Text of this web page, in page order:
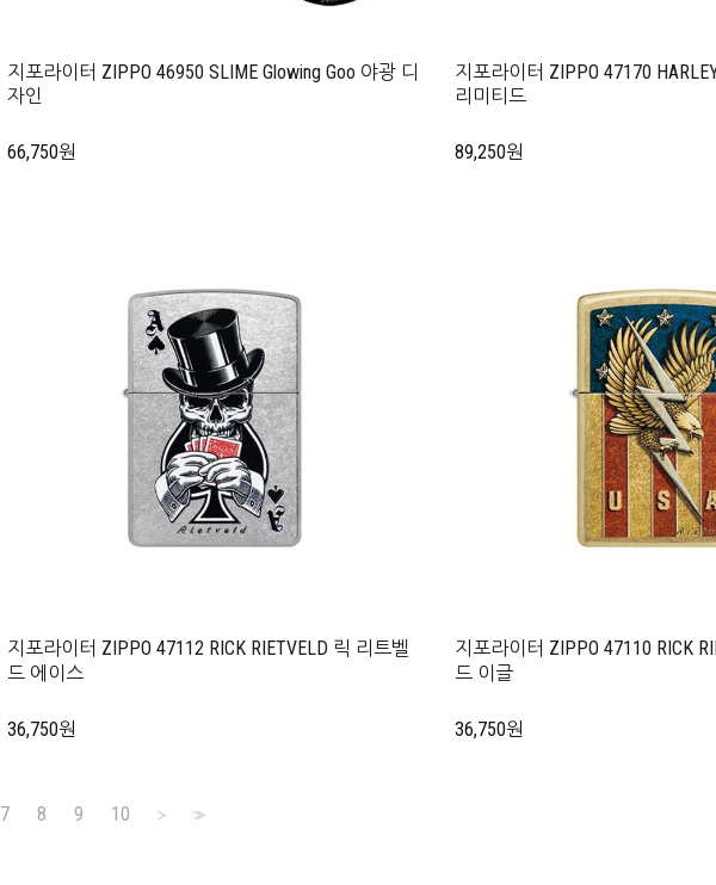
지포라이터 ZIPPO 46950 SLIME Glowing Goo 야광 디
자인
66,750원
지포라이터 ZIPPO 47170
리미티드
89,250원
지포라이터 ZIPPO 47112 RICK RIETVELD 릭 리트벨
드 에이스
36,750원
지포라이터 ZIPPO 47110 RICK
드 이글
36,750원
7 8 9 10 > >>